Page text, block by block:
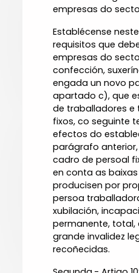
empresas do
Establécense
requisitos que
empresas do
confección,
engada un novo
apartado c), que
de traballadores e
fixos, co seguinte
efectos do
parágrafo
cadro de persoal
en conta as
producisen por
persoa
xubilación,
permanente, total,
grande invalidez
recoñecidas.